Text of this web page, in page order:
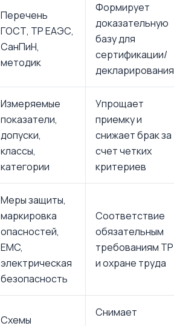
Перечень
ГОСТ, ТР ЕАЭС,
СанПиН,
методик
Формирует
доказательную
базу для
сертификации/
декларирования
Измеряемые
показатели,
допуски,
классы,
категории
Упрощает
приемку и
снижает брак за
счет четких
критериев
Меры защиты,
маркировка
опасностей,
EMC,
электрическая
безопасность
Соответствие
обязательным
требованиям ТР
и охране труда
Схемы
Снимает